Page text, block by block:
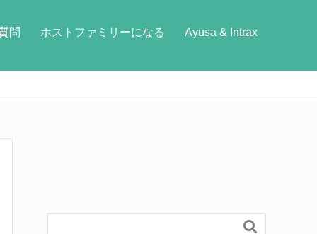
問 ホストファミリーになる Ayusa & Intrax
